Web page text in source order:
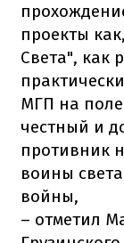
проекты
Света", как
МГП на
честный и
противник
воины
войны,
– отметил